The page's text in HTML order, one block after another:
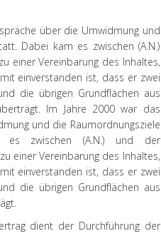
über die Umwidmung und
Dabei kam es zwischen (A.N.)
einer Vereinbarung des Inhaltes,
einverstanden ist, dass er zwei
die übrigen Grundflächen aus
Im Jahre 2000 war das
und die Raumordnungsziele
es zwischen (A.N.) und der
einer Vereinbarung des Inhaltes,
einverstanden ist, dass er zwei
die übrigen Grundflächen aus
dient der Durchführung der